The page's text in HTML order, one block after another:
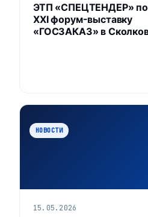
ЭТП «СПЕЦТЕНДЕР»
XXI форум-выставку
«ГОСЗАКАЗ» в
НОВОСТИ
15.05.2026